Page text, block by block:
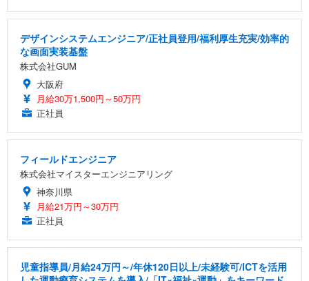
デザインシステムエンジニア/正社員登用/福利厚生充実/効率的
な画面実装基盤
株式会社GUM
大阪府
月給30万1,500円～50万円
正社員
フィールドエンジニア
株式会社マイスターエンジニアリング
神奈川県
月給21万円～30万円
正社員
児童指導員/月給24万円～/年休120日以上/未経験可/ICTを活用